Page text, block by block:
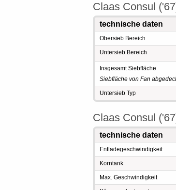
Claas Consul
technische daten
Obersieb Bereich
Untersieb Bereich
Insgesamt Siebfläche
Siebfläche von Fan
Untersieb Typ
Claas Consul
technische daten
Entladegeschwindigkeit
Korntank
Max. Geschwindigkeit